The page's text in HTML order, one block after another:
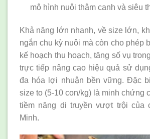
mô hình nuôi thâm canh và siêu
Khả năng lớn nhanh, về size lớn,
ngắn chu kỳ nuôi mà còn cho phép
kế hoạch thu hoạch, tăng số vụ
trực tiếp nâng cao hiệu quả sử
đa hóa lợi nhuận bền vững. Đặc
size to (5-10 con/kg) là minh chứng
tiềm năng di truyền vượt trội của
Minh.